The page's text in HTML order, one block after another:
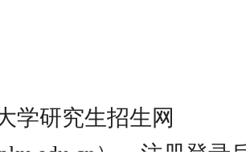
学研究生招生网
），注册登录